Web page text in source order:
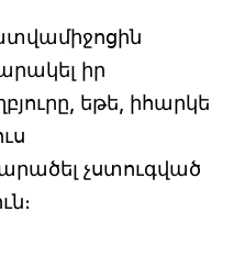
իր
եթե, իհարկե
չստուգված